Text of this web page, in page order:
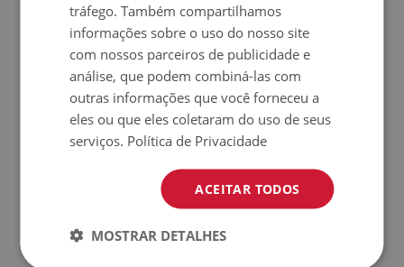
Entre em contato conosco sobre questões
técnicas e contábeis, problemas com a
preparação de pedidos para impressão e
reclamações. Utilize também a correspondência
por e-mail para cálculos de produtos sem preço
no sistema.
+48 32 700 37 99
Sugerimos que você entre em contato conosco
tráfego. Também compartilhamos
informações sobre o uso do nosso site
com nossos parceiros de publicidade e
análise, que podem combiná-las com
outras informações que você forneceu a
eles ou que eles coletaram do uso de seus
serviços. Política de Privacidade
ACEITAR TODOS
MOSTRAR DETALHES